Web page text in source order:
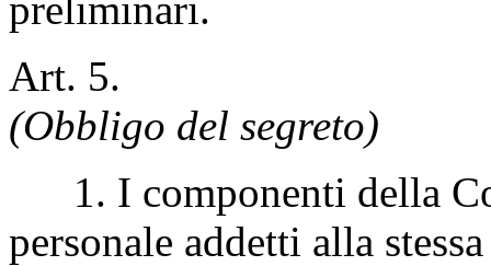
Art. 5.
(Obbligo del segreto)
1. I componenti della
personale addetti alla